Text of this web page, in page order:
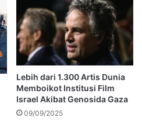
Lebih dari 1.300 Artis Dunia
Memboikot Institusi Film
Israel Akibat Genosida Gaza
09/09/2025